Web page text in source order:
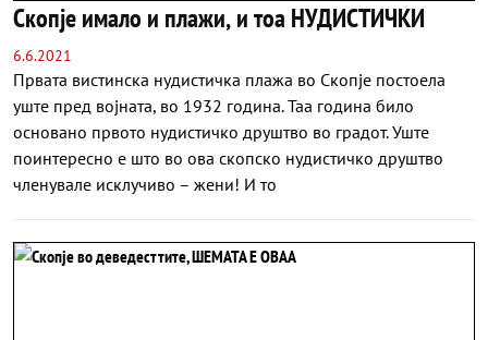
Скопје имало и плажи, и тоа НУДИСТИЧКИ
6.6.2021
Првата вистинска нудистичка плажа во Скопје постоела
уште пред војната, во 1932 година. Таа година било
основано првото нудистичко друштво во градот. Уште
поинтересно е што во ова скопско нудистичко друштво
членувале исклучиво – жени! И то